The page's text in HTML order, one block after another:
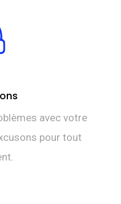
avec votre
pour tout